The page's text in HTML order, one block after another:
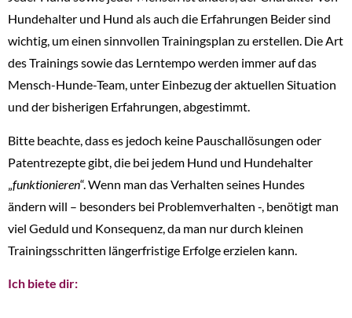
Hundehalter und Hund als auch die Erfahrungen Beider sind
wichtig, um einen sinnvollen Trainingsplan zu erstellen. Die Art
des Trainings sowie das Lerntempo werden immer auf das
Mensch-Hunde-Team, unter Einbezug der aktuellen Situation
und der bisherigen Erfahrungen, abgestimmt.
Bitte beachte, dass es jedoch keine Pauschallösungen oder
Patentrezepte gibt, die bei jedem Hund und Hundehalter
funktionieren“. Wenn man das Verhalten seines Hundes
ändern will – besonders bei Problemverhalten -, benötigt man
viel Geduld und Konsequenz, da man nur durch kleinen
Trainingsschritten längerfristige Erfolge erzielen kann.
Ich biete dir: